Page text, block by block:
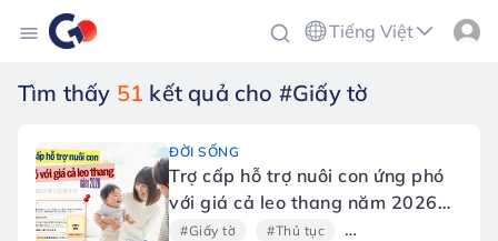
Tiếng Việt
Tìm thấy 51 kết quả cho #Giấy tờ
ĐỜI SỐNG
Trợ cấp hỗ trợ nuôi con ứng phó
với giá cả leo thang năm 2026
(物価高対応子育て応援手当)
#Giấy tờ #Thủ tục